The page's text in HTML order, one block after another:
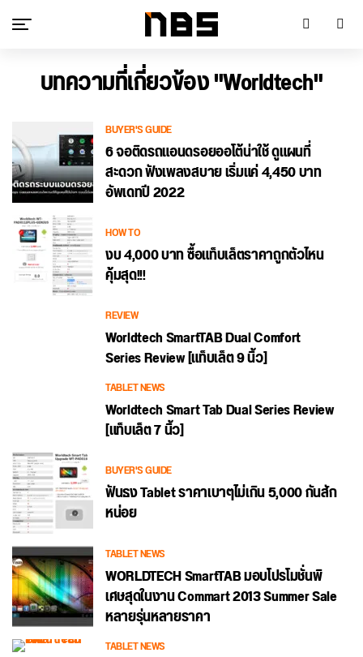
บทความที่เกี่ยวข้อง "Worldtech"
BUYER'S GUIDE
6 จอติดรถแอนดรอยออโต้น่าใช้ ดูแผนที่
สะดวก ฟังเพลงสบาย เริ่มแค่ 4,450 บาท
อัพเดทปี 2022
HOW TO
งบ 4,000 บาท ซื้อแท็บเล็ตราคาถูกตัวไหน
คุ้มสุด!!!
REVIEW
Worldtech SmartTAB Dual Comfort
Series Review [แท็บเล็ต 9 นิ้ว]
TABLET NEWS
Worldtech Smart Tab Dual Series Review
[แท็บเล็ต 7 นิ้ว]
BUYER'S GUIDE
ฟันธง Tablet ราคาเบาๆไม่เกิน 5,000 กันสัก
หน่อย
TABLET NEWS
WORLDTECH SmartTAB มอบโปรโมชั่นพิ
เศษสุดในงาน Commart 2013 Summer Sale
หลายรุ่นหลายราคา
TABLET NEWS